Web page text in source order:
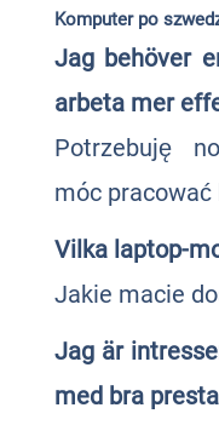
Komputer po
Jag behöver
arbeta mer
Potrzebuję
móc
Vilka laptop-
Jakie macie
Jag är
med bra